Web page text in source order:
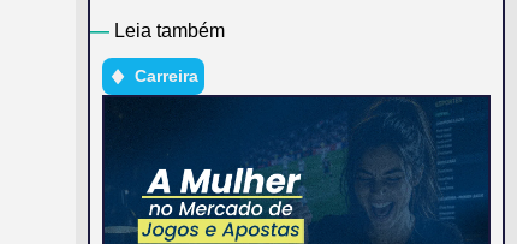
Carreira
— Leia também